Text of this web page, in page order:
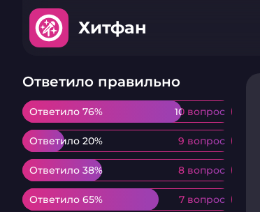
Хитфан
Ответило правильно
Ответило 76% 10 вопрос
Ответило 76% 10 вопрос
Ответило 20% 9 вопрос
Ответило 20% 9 вопрос
Ответило 38% 8 вопрос
Ответило 38% 8 вопрос
Ответило 65% 7 вопрос
Ответило 65% 7 вопрос